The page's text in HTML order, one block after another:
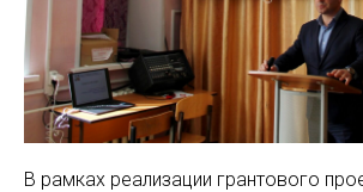
В рамках реализации грантового